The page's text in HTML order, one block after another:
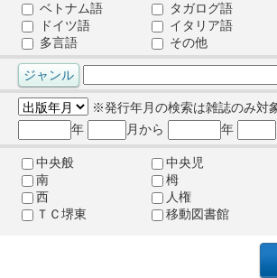
ベトナム語
タガログ語
ドイツ語
イタリア語
多言語
その他
※発行年月の検索は雑誌のみ対
年
月から 年
中央般
中央児
南
栂
西
人権
ＴＣ堺東
移動図書館